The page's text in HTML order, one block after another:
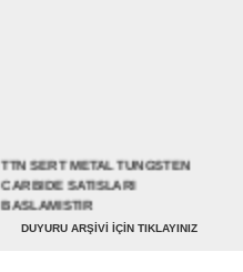
CARBIDE SATISLARI
BASLAMISTIR
01.01.2015 Tarihi itibari ile
Turkiyede Tungsten Carbide
DUYURU ARŞİVİ İÇİN TIKLAYINIZ